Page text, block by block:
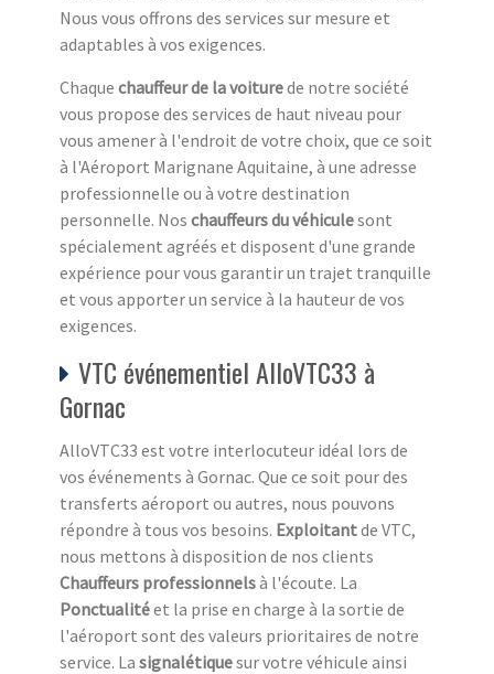
Nous vous offrons des services sur mesure et
adaptables à vos exigences.
Chaque chauffeur de la voiturede notre société
vous propose des services de haut niveau pour
vous amener à l'endroit de votre choix, que ce soit
à l'Aéroport Marignane Aquitaine, à une adresse
professionnelle ou à votre destination
personnelle. Nos chauffeurs du véhiculesont
spécialement agréés et disposent d'une grande
expérience pour vous garantir un trajet tranquille
et vous apporter un service à la hauteur de vos
exigences.
VTC événementiel AlloVTC33 à
Gornac
AlloVTC33 est votre interlocuteur idéal lors de
vos événements à Gornac. Que ce soit pour des
transferts aéroport ou autres, nous pouvons
répondre à tous vos besoins. Exploitantde VTC,
nous mettons à disposition de nos clients
Chauffeurs professionnelsà l'écoute. La
Ponctualitéet la prise en charge à la sortie de
l'aéroport sont des valeurs prioritaires de notre
service. La signalétiquesur votre véhicule ainsi